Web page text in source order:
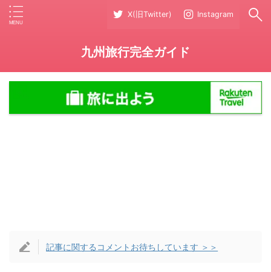
X(旧Twitter) Instagram
九州旅行完全ガイド
記事に関するコメントお待ちしています ＞＞